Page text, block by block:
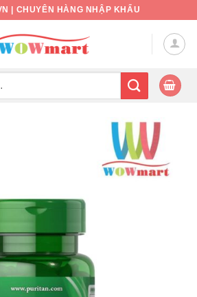
| CHUYÊN HÀNG NHẬP KHẨU